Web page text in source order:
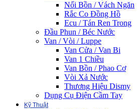
Nối Bồn / Vách Ngăn
Rắc Co Đồng Hồ
Ecu / Tán Ren Trong
Đầu Phun / Béc Nước
Van / Vòi / Luppe
Van Cửa / Van Bi
Van 1 Chiều
Van Bồn / Phao Cơ
Vòi Xả Nước
Thương Hiệu Dismy
Dụng Cụ Điện Cầm Tay
Kỹ Thuật